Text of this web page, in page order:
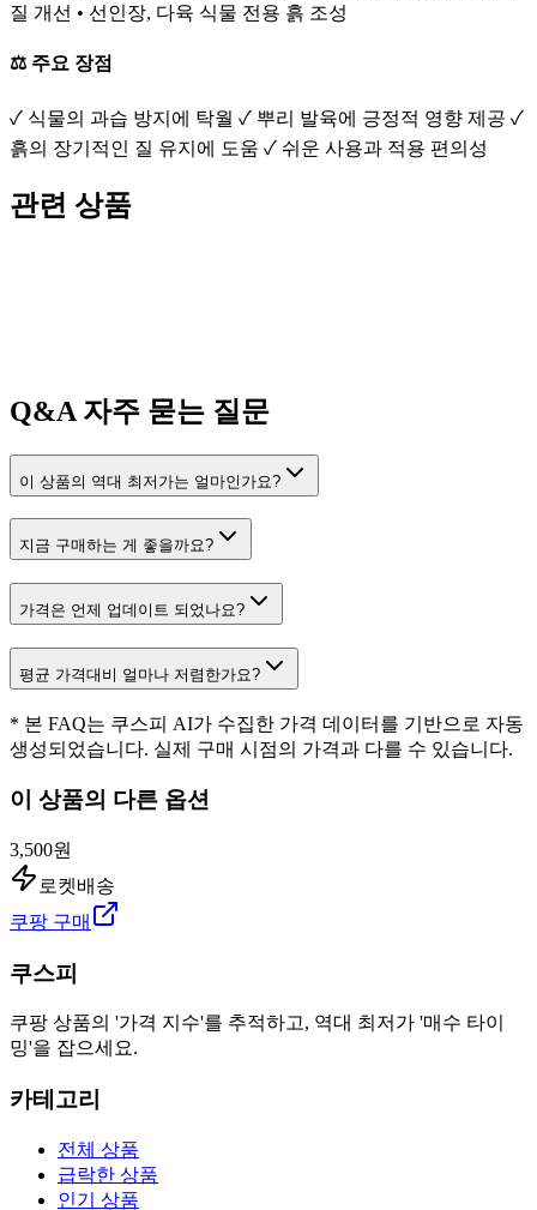
질 개선 • 선인장, 다육 식물 전용 흙 조성
⚖️ 주요 장점
✓ 식물의 과습 방지에 탁월 ✓ 뿌리 발육에 긍정적 영향 제공 ✓
흙의 장기적인 질 유지에 도움 ✓ 쉬운 사용과 적용 편의성
관련 상품
Q&A 자주 묻는 질문
이 상품의 역대 최저가는 얼마인가요?
지금 구매하는 게 좋을까요?
가격은 언제 업데이트 되었나요?
평균 가격대비 얼마나 저렴한가요?
* 본 FAQ는 쿠스피 AI가 수집한 가격 데이터를 기반으로 자동
생성되었습니다. 실제 구매 시점의 가격과 다를 수 있습니다.
이 상품의 다른 옵션
3,500원
로켓배송
쿠팡 구매
쿠스피
쿠팡 상품의 '가격 지수'를 추적하고, 역대 최저가 '매수 타이
밍'을 잡으세요.
카테고리
전체 상품
급락한 상품
인기 상품